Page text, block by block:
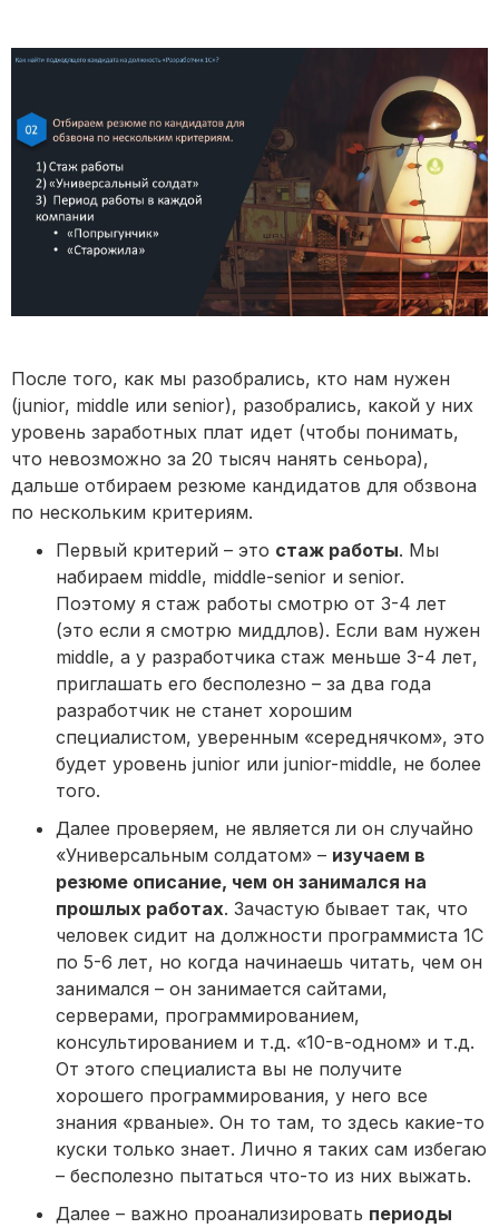
После того, как мы разобрались, кто нам нужен
(junior, middle или senior), разобрались, какой у них
уровень заработных плат идет (чтобы понимать,
что невозможно за 20 тысяч нанять сеньора),
дальше отбираем резюме кандидатов для обзвона
по нескольким критериям.
Первый критерий – это стаж работы. Мы
набираем middle, middle-senior и senior.
Поэтому я стаж работы смотрю от 3-4 лет
(это если я смотрю миддлов). Если вам нужен
middle, а у разработчика стаж меньше 3-4 лет,
приглашать его бесполезно – за два года
разработчик не станет хорошим
специалистом, уверенным «середнячком», это
будет уровень junior или junior-middle, не более
того.
Далее проверяем, не является ли он случайно
«Универсальным солдатом» – изучаем в
резюме описание, чем он занимался на
прошлых работах. Зачастую бывает так, что
человек сидит на должности программиста 1С
по 5-6 лет, но когда начинаешь читать, чем он
занимался – он занимается сайтами,
серверами, программированием,
консультированием и т.д. «10-в-одном» и т.д.
От этого специалиста вы не получите
хорошего программирования, у него все
знания «рваные». Он то там, то здесь какие-то
куски только знает. Лично я таких сам избегаю
– бесполезно пытаться что-то из них выжать.
Далее – важно проанализировать периоды